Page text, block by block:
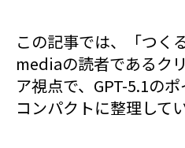
この記事では、「つく
mediaの読者であるク
ア視点で、GPT-5.1の
コンパクトに整理して